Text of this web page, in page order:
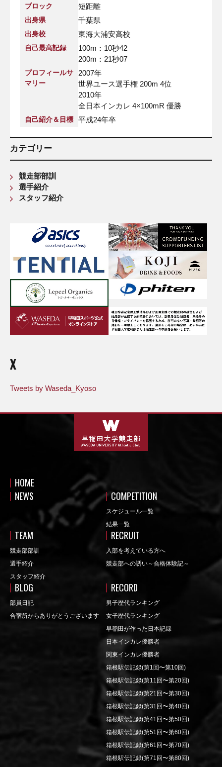
ブロック 短距離
出身県 千葉県
出身校 東海大浦安高校
自己最高記録
100m：10秒42
200m：21秒07
プロフィールサ
マリー
2007年
世界ユース選手権 200m 4位
2010年
全日本インカレ 4×100mR 優勝
自己紹介＆目標 平成24年卒
カテゴリー
競走部部訓
選手紹介
スタッフ紹介
X
Tweets by Waseda_Kyoso
HOME
NEWS
COMPETITION
スケジュール一覧
結果一覧
TEAM
競走部部訓
選手紹介
スタッフ紹介
RECRUIT
入部を考えている方へ
競走部への誘い～合格体験記～
BLOG
部員日記
合宿所からありがとうございます
RECORD
男子歴代ランキング
女子歴代ランキング
早稲田が作った日本記録
日本インカレ優勝者
関東インカレ優勝者
箱根駅伝記録(第1回〜第10回)
箱根駅伝記録(第11回〜第20回)
箱根駅伝記録(第21回〜第30回)
箱根駅伝記録(第31回〜第40回)
箱根駅伝記録(第41回〜第50回)
箱根駅伝記録(第51回〜第60回)
箱根駅伝記録(第61回〜第70回)
箱根駅伝記録(第71回〜第80回)